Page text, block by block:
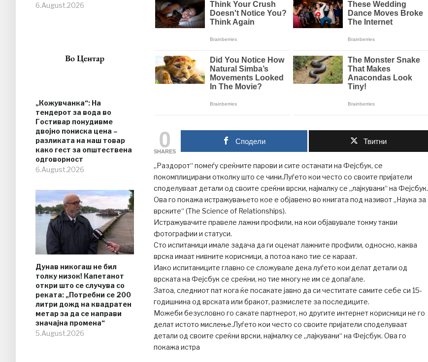
6.August.2026
„Кожувчанка“: На
тендерот за вода во
Гостивар понудивме
двојно пониска цена –
разликата на наш товар
како гест за општествена
одговорност
6.August.2026
Дунав никогаш не бил
толку низок! Капетанот
откри што се случува со
реката: „Потребни се 200
литри дожд на квадратен
метар за да се направи
значајна промена“
5.August.2026
0
SHARES
Сподели Твитни
„Раздорот“ помеѓу среќните парови и сите останати на Фејсбук, се
покомплицирани отколку што се чини.Луѓето кои често со своите пријатели
споделуваат детали од своите среќни врски, најмалку се „лајкувани“ на Фејсбук.
Ова го покажа истражувањето кое е објавено во книгата под називот „Наука за
врските“ (The Science of Relationships).
Истражувачите правеле лажни профили, на кои објавувале токму такви
фотографии и статуси.
Сто испитаници имале задача да ги оценат лажните профили, односно, каква
врска имаат нивните корисници, а потоа како тие се караат.
Иако испитаниците главно се сложувале дека луѓето кои делат детали од
врската на Фејсбук се среќни, но тие многу не им се допаѓале.
Затоа, следниот пат кога ќе посакате јавно да си честитате самите себе си 15-
годишнина од врската или бракот, размислете за последиците.
Можеби безусловно го сакате партнерот, но другите интернет корисници не го
делат истото мислење.Луѓето кои често со своите пријатели споделуваат
детали од своите среќни врски, најмалку се „лајкувани“ на Фејсбук. Ова го
покажа истра